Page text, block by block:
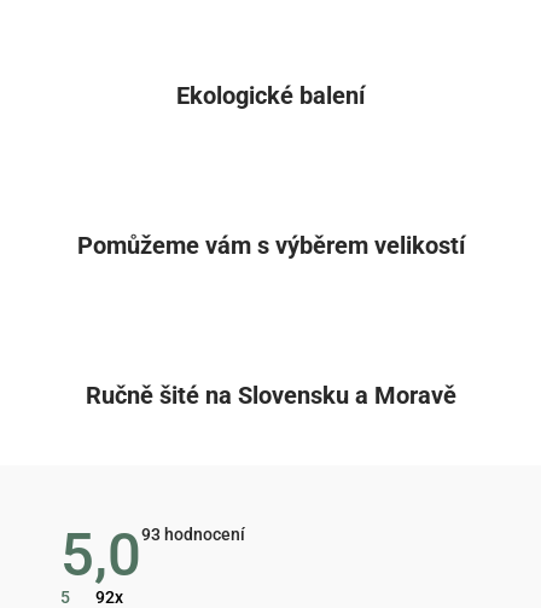
Ekologické balení
Pomůžeme vám s výběrem velikostí
Ručně šité na Slovensku a Moravě
5,0Průměrné
93 hodnocení
5
92x